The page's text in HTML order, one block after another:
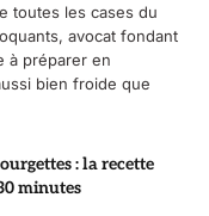
toutes les cases du
avocat fondant
à préparer en
bien froide que
: la recette
minutes